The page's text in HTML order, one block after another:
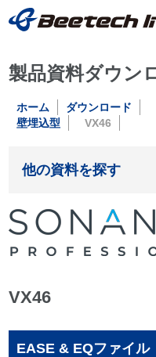
製品資料ダウン
ホーム ダウンロード
壁埋込型
VX46
他の資料を探す
VX46
EASE & EQファイル